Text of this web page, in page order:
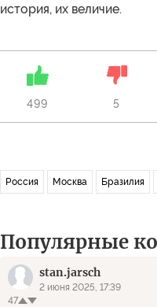
история, их величие.
499 5
Россия Москва Бразилия
Популярные
stan.jarsch
2 июня 2025, 17:39
47